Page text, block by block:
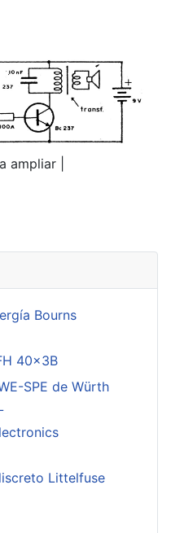
ampliar |
Bourns
40x3B
SPE de Würth
Littelfuse